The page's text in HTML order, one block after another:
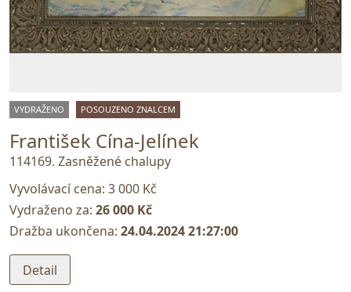
VYDRAŽENO POSOUZENO ZNALCEM
František Cína-Jelínek
114169. Zasněžené chalupy
Vyvolávací cena: 3 000 Kč
Vydraženo za: 26 000 Kč
Dražba ukončena: 24.04.2024 21:27:00
Detail